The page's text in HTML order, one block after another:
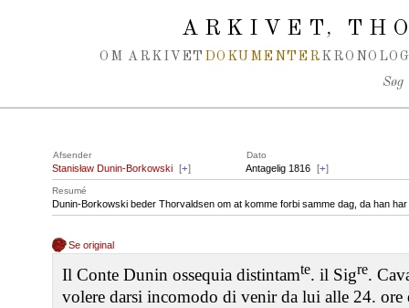
ARKIVET,
OM ARKIVET DOKUMENTER
Søg
Afsender Dato
Stanisław Dunin-Borkowski [+] Antagelig 1816 [+]
Resumé
Dunin-Borkowski beder Thorvaldsen om at komme forbi samme dag, da han
Se original
Il Conte Dunin ossequia distintamte. il Sigre.
volere darsi incomodo di venir da lui alle 24. ore